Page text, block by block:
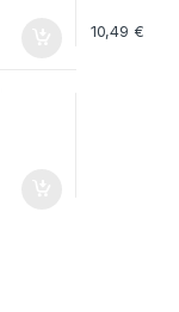
10,49 €